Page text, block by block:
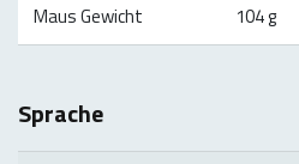
Maus Gewicht 104 g
Sprache